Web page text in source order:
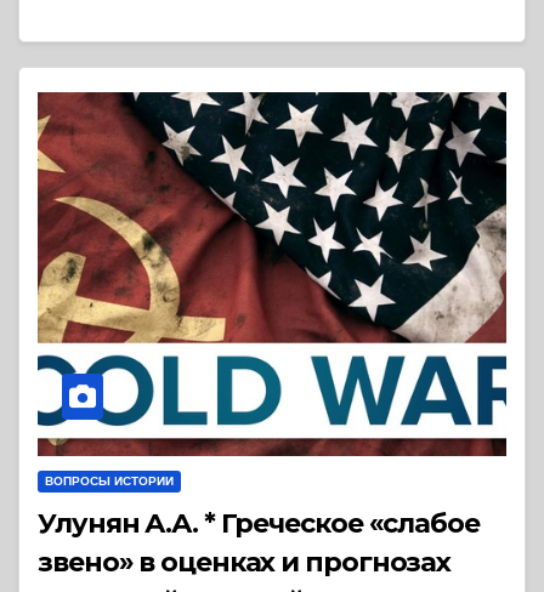
ВОПРОСЫ ИСТОРИИ
Улунян А.А. * Греческое «слабое
звено» в оценках и прогнозах